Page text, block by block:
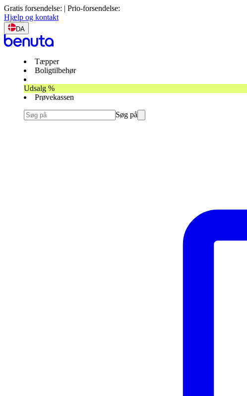
Gratis forsendelse: | Prio-forsendelse:
Hjælp og kontakt
DA
Tæpper
Boligtilbehør
Udsalg %
Prøvekassen
Søg på